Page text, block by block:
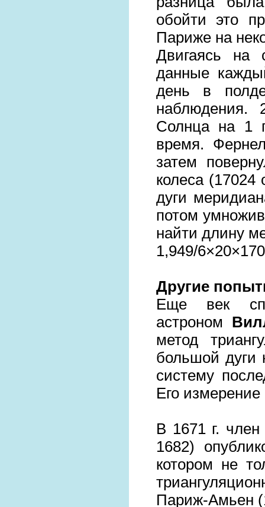
обойти это
Париже на
Двигаясь на
данные
день в
наблюдения.
Солнца на 1
время.
затем
колеса
дуги
потом
найти длину
1,949/
Другие
Еще век
астроном
метод
большой дуги
систему
Его
В 1671 г.
1682)
котором не
Париж-Амьен